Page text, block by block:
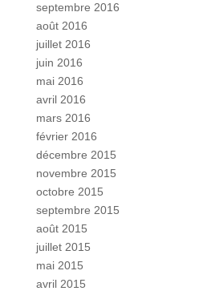
septembre 2016
août 2016
juillet 2016
juin 2016
mai 2016
avril 2016
mars 2016
février 2016
décembre 2015
novembre 2015
octobre 2015
septembre 2015
août 2015
juillet 2015
mai 2015
avril 2015